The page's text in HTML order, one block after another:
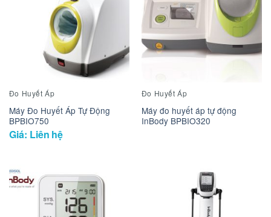
Đo Huyết Áp
Máy Đo Huyết Áp Tự Động
BPBIO750
Giá: Liên hệ
Đo Huyết Áp
Máy đo huyết áp tự động
InBody BPBIO320